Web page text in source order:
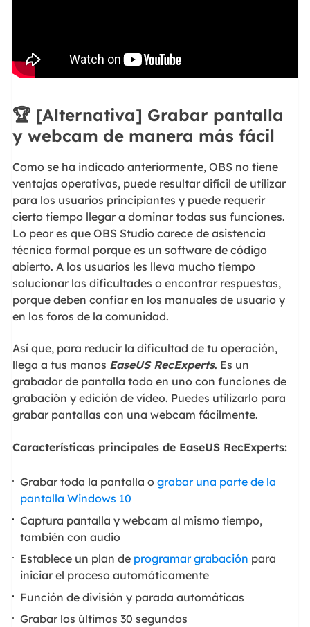
🏆 [Alternativa] Grabar pantalla
y webcam de manera más fácil
Como se ha indicado anteriormente, OBS no tiene
ventajas operativas, puede resultar difícil de utilizar
para los usuarios principiantes y puede requerir
cierto tiempo llegar a dominar todas sus funciones.
Lo peor es que OBS Studio carece de asistencia
técnica formal porque es un software de código
abierto. A los usuarios les lleva mucho tiempo
solucionar las dificultades o encontrar respuestas,
porque deben confiar en los manuales de usuario y
en los foros de la comunidad.
Así que, para reducir la dificultad de tu operación,
llega a tus manos EaseUS RecExperts. Es un
grabador de pantalla todo en uno con funciones de
grabación y edición de vídeo. Puedes utilizarlo para
grabar pantallas con una webcam fácilmente.
Características principales de EaseUS RecExperts:
Grabar toda la pantalla ograbar una parte de la
pantalla Windows 10
Captura pantalla y webcam al mismo tiempo,
también con audio
Establece un plan de programar grabación para
iniciar el proceso automáticamente
Función de división y parada automáticas
Grabar los últimos 30 segundos